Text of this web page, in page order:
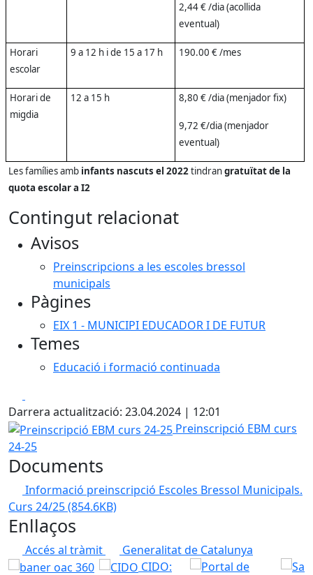
2,44 € /dia (acollida
eventual)
Horari
escolar
9 a 12 h i de 15 a 17 h 190.00 € /mes
Horari de
migdia
12 a 15 h 8,80 € /dia (menjador fix)
9,72 €/dia (menjador
eventual)
Les famílies amb infants nascuts el 2022tindrangratuïtat de la
quota escolar a I2
Contingut relacionat
Avisos
Preinscripcions a les escoles bressol
municipals
Pàgines
EIX 1 - MUNICIPI EDUCADOR I DE FUTUR
Temes
Educació i formació continuada
Darrera actualització: 23.04.2024 | 12:01
Preinscripció EBM curs 24-25
Preinscripció EBM curs
24-25
Documents
Informació preinscripció Escoles Bressol Municipals.
Curs 24/25(854.6KB)
Enllaços
Accés al tràmit Generalitat de Catalunya
CIDO: